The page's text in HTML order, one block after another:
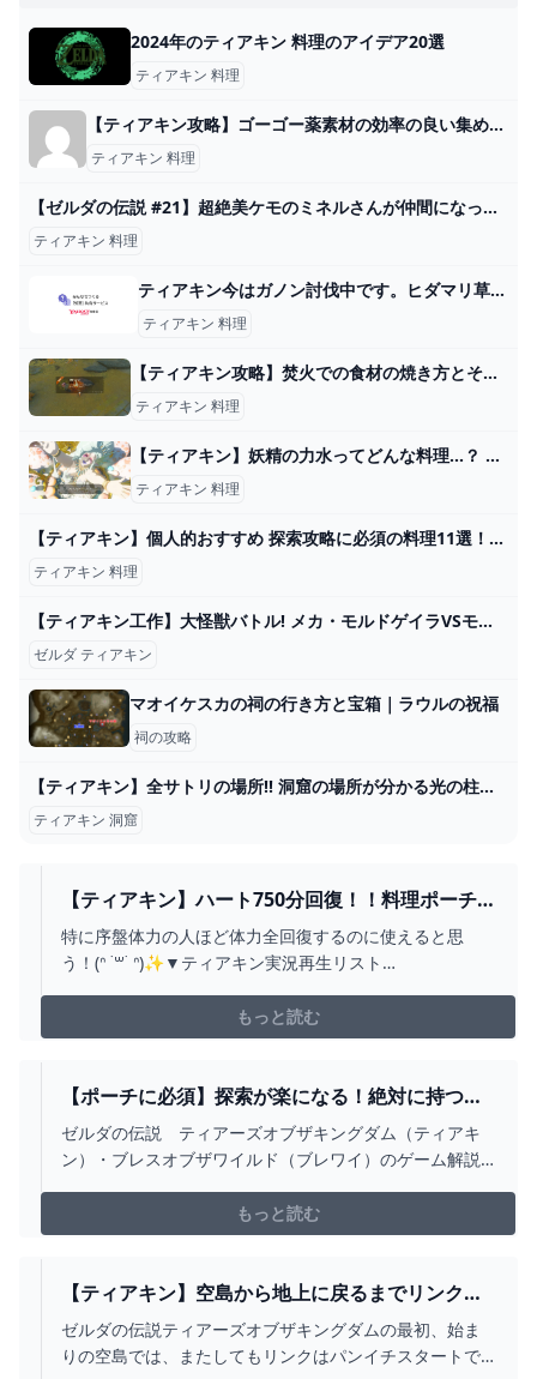
2024年のティアキン 料理のアイデア20選
ティアキン 料理
【ティアキン攻略】ゴーゴー薬素材の効率の良い集め方とレシピ紹介【ゼルダの伝説】 » ありすたーたのヘブバン攻略ブログ
ティアキン 料理
【ゼルダの伝説 #21】超絶美ケモのミネルさんが仲間になった！ ティアキングルメ旅！【ティアキン】【ゆっくり実況】 - YouTube
ティアキン 料理
ティアキン今はガノン討伐中です。ヒダマリ草が尽きたので祠にワープしたいのですが... - Yahoo!知恵袋
ティアキン 料理
【ティアキン攻略】焚火での食材の焼き方とその効果【ゼルダ ティアーズオブザキングダム】│KOUs gameplay guide
ティアキン 料理
【ティアキン】妖精の力水ってどんな料理…？ ゼルダの伝説ティアキンまとめっち ゼルダの伝説ティアーズ オブ ザ キングダム
ティアキン 料理
【ティアキン】個人的おすすめ 探索攻略に必須の料理11選！【すずかげーむず】 - YouTube
ティアキン 料理
【ティアキン工作】大怪獣バトル! メカ・モルドゲイラVSモルドラジーク【ゼルダの伝説】 - YouTube
ゼルダ ティアキン
マオイケスカの祠の行き方と宝箱｜ラウルの祝福
祠の攻略
【ティアキン】全サトリの場所!! 洞窟の場所が分かる光の柱を立てて隠されたアイテムを手に入れよう!! ゼルダの伝説Totk 攻略 - YouTube
ティアキン 洞窟
【ティアキン】ハート750分回復！！料理ポーチ圧
迫せず1枠で超回復出来る食べ物がこちら【ゼルダ
の伝説 ティアーズ オブ ザ キングダム】 -
特に序盤体力の人ほど体力全回復するのに使えると思
う！(ᐢ ˙꒳˙ ᐢ)✨▼ティアキン実況再生リスト
list=PLCu3aJfqYoLzeG4fATIcerPmfXTJSm862▼お約束ご
と他の動画投稿者様の動画に話題にしていないにも関わ
もっと読む
【ポーチに必須】探索が楽になる！絶対に持つべ
き最強料理12選【ゼルダの伝説ティアーズオブザ
キングダム】 - YOUTUBE
ゼルダの伝説 ティアーズオブザキングダム（ティアキ
ン）・ブレスオブザワイルド（ブレワイ）のゲーム解説
しております。-----------------------------------------------------
--------------------00...
もっと読む
【ティアキン】空島から地上に戻るまでリンクが
ずっと上半身裸だったのは俺だけ？【ゼルダの伝
説ティアーズオブザキングダム】
ゼルダの伝説ティアーズオブザキングダムの最初、始ま
りの空島では、またしてもリンクはパンイチスタートで